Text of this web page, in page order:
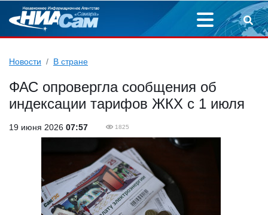
Новости В стране
ФАС опровергла сообщения об
индексации тарифов ЖКХ с 1 июля
19 июня 2026 07:57 1825